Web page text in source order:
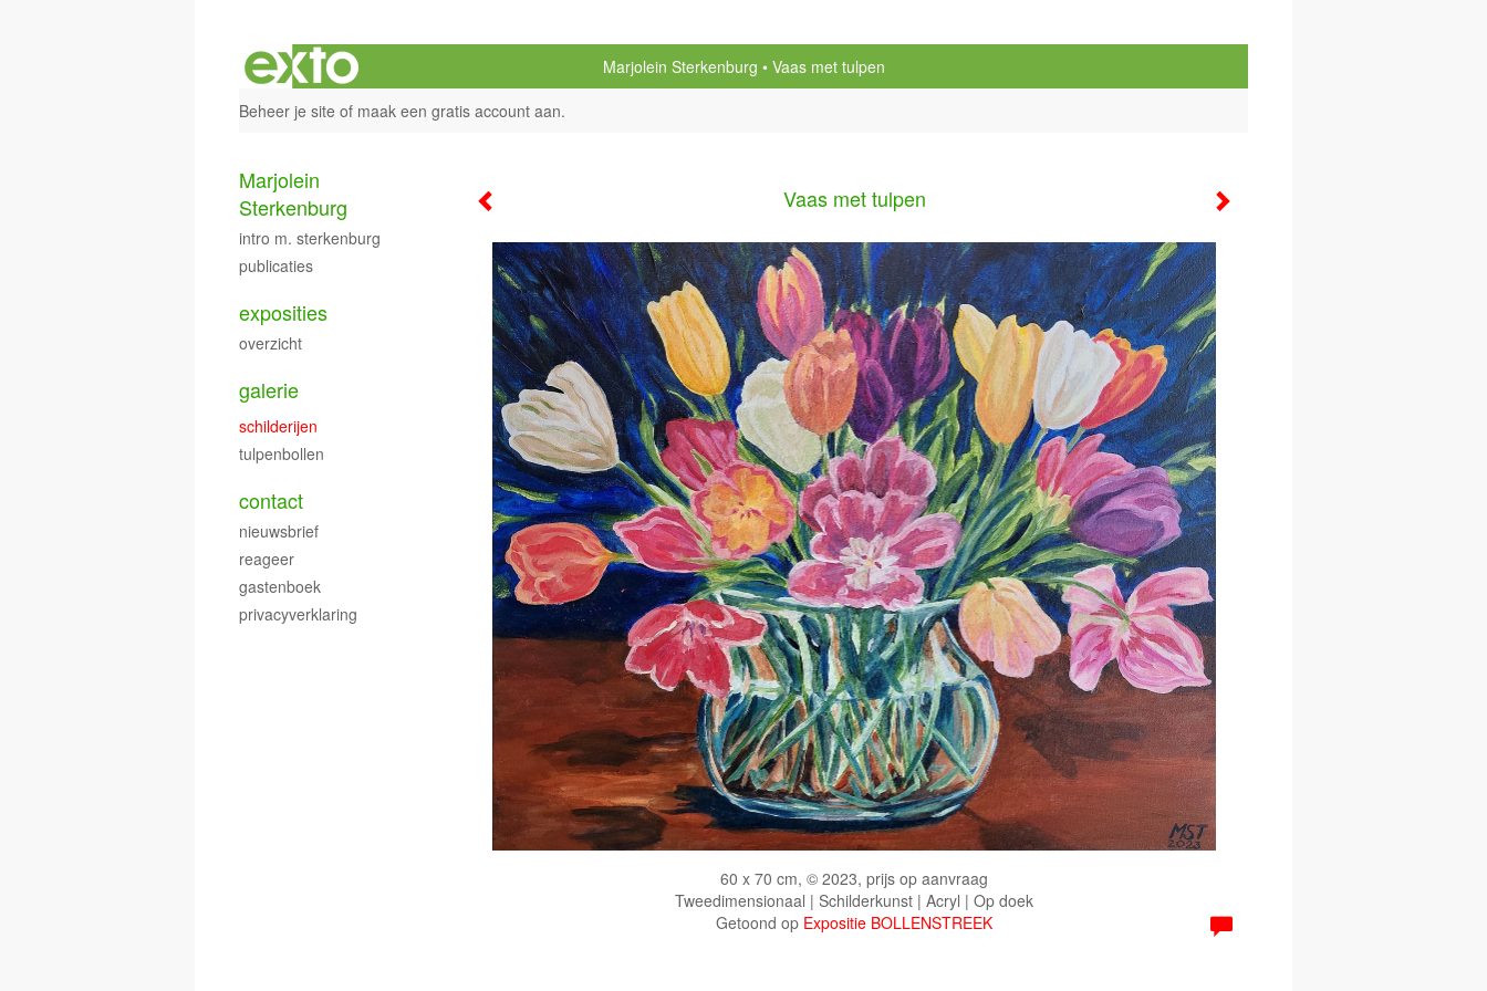
Marjolein Sterkenburg
Vaas met tulpen
Beheer je site of maak een gratis account aan.
Vaas met tulpen
60 x 70 cm, © 2023, prijs op aanvraag
Tweedimensionaal | Schilderkunst | Acryl | Op doek
Getoond op Expositie BOLLENSTREEK
Marjolein
Sterkenburg
intro m. sterkenburg
publicaties
exposities
overzicht
galerie
schilderijen
tulpenbollen
contact
nieuwsbrief
reageer
gastenboek
privacyverklaring